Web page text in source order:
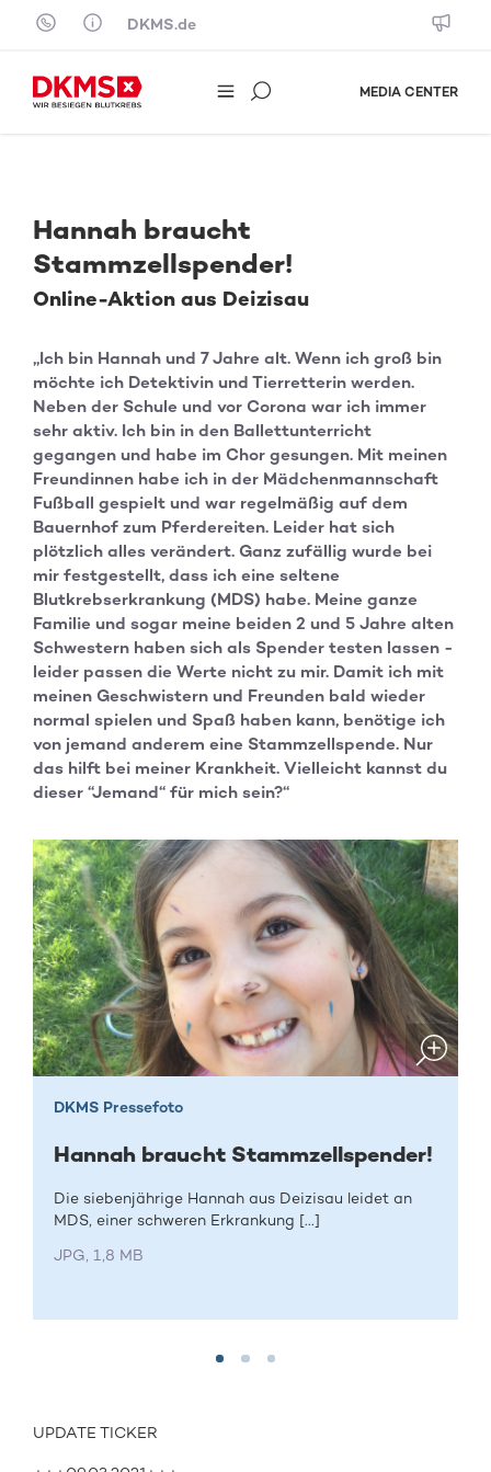
Skip to content
DKMS.de
MEDIA CENTER
Hannah braucht
Stammzellspender!
Online-Aktion aus Deizisau
„Ich bin Hannah und 7 Jahre alt. Wenn ich groß bin
möchte ich Detektivin und Tierretterin werden.
Neben der Schule und vor Corona war ich immer
sehr aktiv. Ich bin in den Ballettunterricht
gegangen und habe im Chor gesungen. Mit meinen
Freundinnen habe ich in der Mädchenmannschaft
Fußball gespielt und war regelmäßig auf dem
Bauernhof zum Pferdereiten. Leider hat sich
plötzlich alles verändert. Ganz zufällig wurde bei
mir festgestellt, dass ich eine seltene
Blutkrebserkrankung (MDS) habe. Meine ganze
Familie und sogar meine beiden 2 und 5 Jahre alten
Schwestern haben sich als Spender testen lassen -
leider passen die Werte nicht zu mir. Damit ich mit
meinen Geschwistern und Freunden bald wieder
normal spielen und Spaß haben kann, benötige ich
von jemand anderem eine Stammzellspende. Nur
das hilft bei meiner Krankheit. Vielleicht kannst du
dieser “Jemand“ für mich sein?“
DKMS Pressefoto
Hannah braucht Stammzellspender!
Die siebenjährige Hannah aus Deizisau leidet an
MDS, einer schweren Erkrankung [...]
JPG, 1,8 MB
UPDATE TICKER